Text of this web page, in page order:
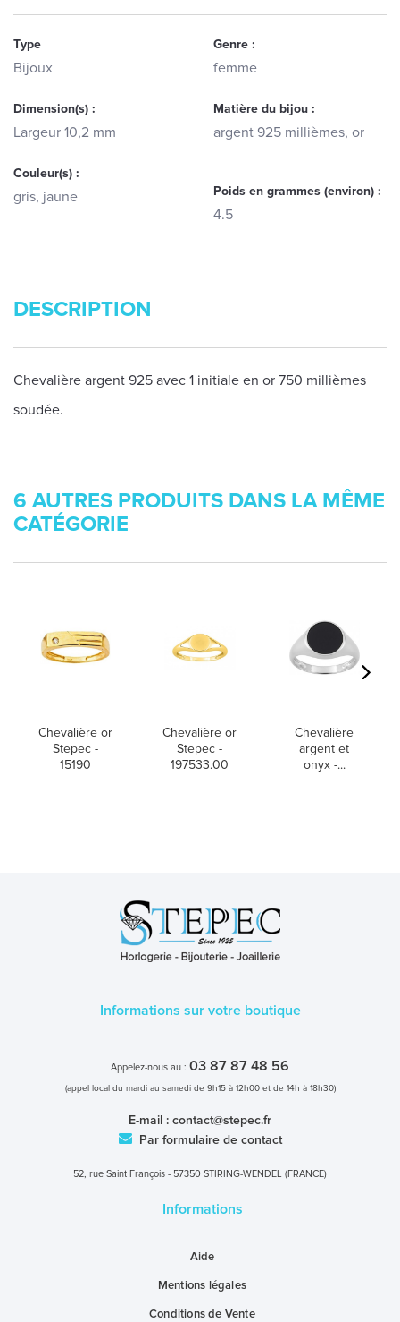
Type
Bijoux
Genre :
femme
Dimension(s) :
Largeur 10,2 mm
Matière du bijou :
argent 925 millièmes, or
Couleur(s) :
gris, jaune Poids en grammes (environ) :
4.5
DESCRIPTION
Chevalière argent 925 avec 1 initiale en or 750 millièmes
soudée.
6 AUTRES PRODUITS DANS LA MÊME
CATÉGORIE
Chevalière or
Stepec -
15190
Chevalière or
Stepec -
197533.00
Chevalière
argent et
onyx -...
Informations sur votre boutique
Appelez-nous au : 03 87 87 48 56
(appel local du mardi au samedi de 9h15 à 12h00 et de 14h à 18h30)
E-mail : contact@stepec.fr
Par formulaire de contact
52, rue Saint François - 57350 STIRING-WENDEL (FRANCE)
Informations
Aide
Mentions légales
Conditions de Vente